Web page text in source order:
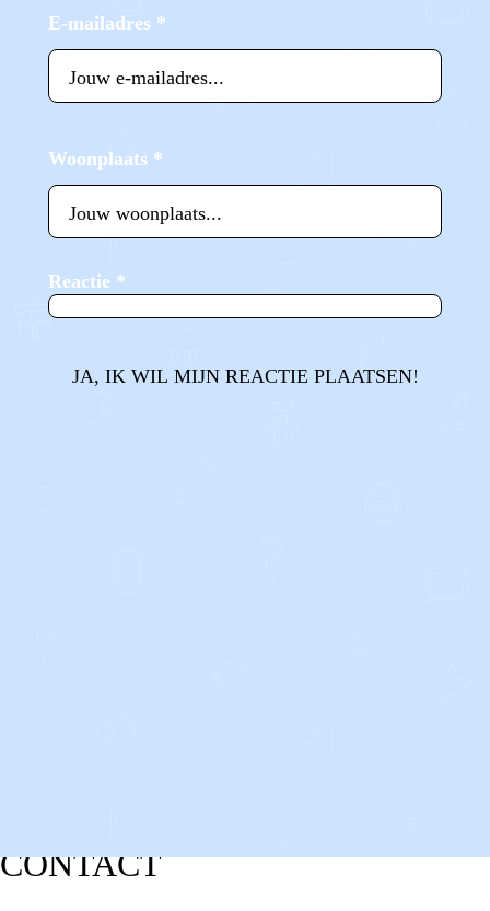
E-mailadres *
Woonplaats *
Reactie *
JA, IK WIL MIJN REACTIE PLAATSEN!
CONTACT